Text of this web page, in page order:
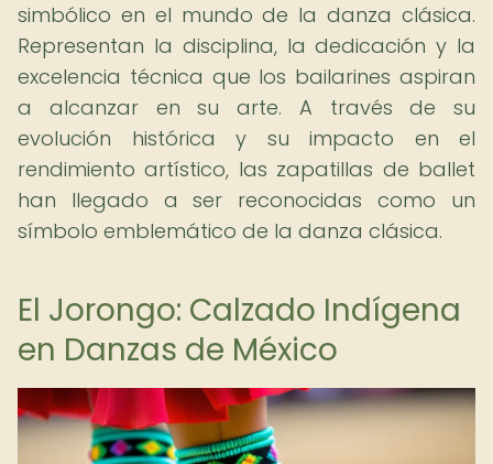
simbólico en el mundo de la danza clásica.
Representan la disciplina, la dedicación y la
excelencia técnica que los bailarines aspiran
a alcanzar en su arte. A través de su
evolución histórica y su impacto en el
rendimiento artístico, las zapatillas de ballet
han llegado a ser reconocidas como un
símbolo emblemático de la danza clásica.
El Jorongo: Calzado Indígena
en Danzas de México